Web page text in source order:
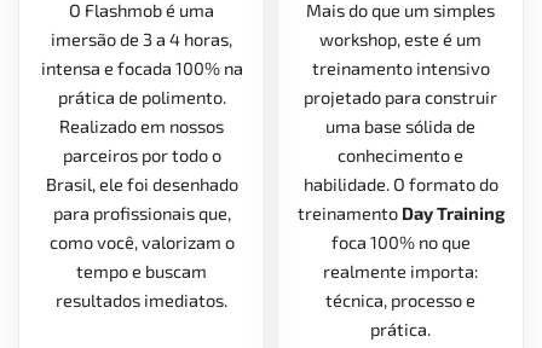
O Flashmob é uma
imersão de 3 a 4 horas,
intensa e focada 100% na
prática de polimento.
Realizado em nossos
parceiros por todo o
Brasil, ele foi desenhado
para profissionais que,
como você, valorizam o
tempo e buscam
resultados imediatos.
Mais do que um simples
workshop, este é um
treinamento intensivo
projetado para construir
uma base sólida de
conhecimento e
habilidade. O formato do
treinamento Day Training
foca 100% no que
realmente importa:
técnica, processo e
prática.